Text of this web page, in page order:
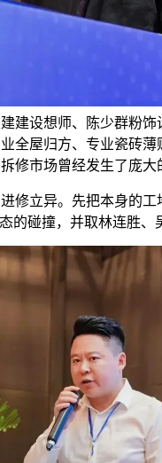
建设想师、陈少群粉
全屋归方、专业瓷砖
修市场曾经发生了庞大
立异。先把本身的工
的碰撞，并取林连胜